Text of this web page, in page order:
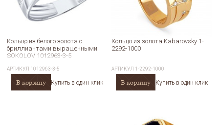
Кольцо из белого золота с
бриллиантами выращенными
SOKOLOV 1012963-3-5
АРТИКУЛ 1012963-3-5
В корзину Купить в один клик
Кольцо из золота Kabarovsky 1-
2292-1000
АРТИКУЛ 1-2292-1000
В корзину Купить в один клик